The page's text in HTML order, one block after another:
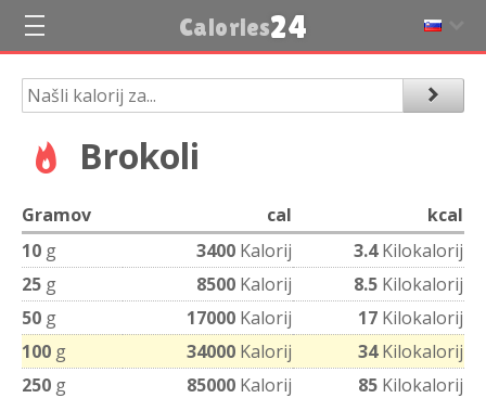
Calories24
Brokoli
Gramov cal
kcal
10 g 3400 Kalorij 3.4Kilokalorij
25 g 8500 Kalorij 8.5 Kilokalorij
50 g 17000 Kalorij 17 Kilokalorij
100 g 34000 Kalorij 34Kilokalorij
250 g 85000 Kalorij 85 Kilokalorij